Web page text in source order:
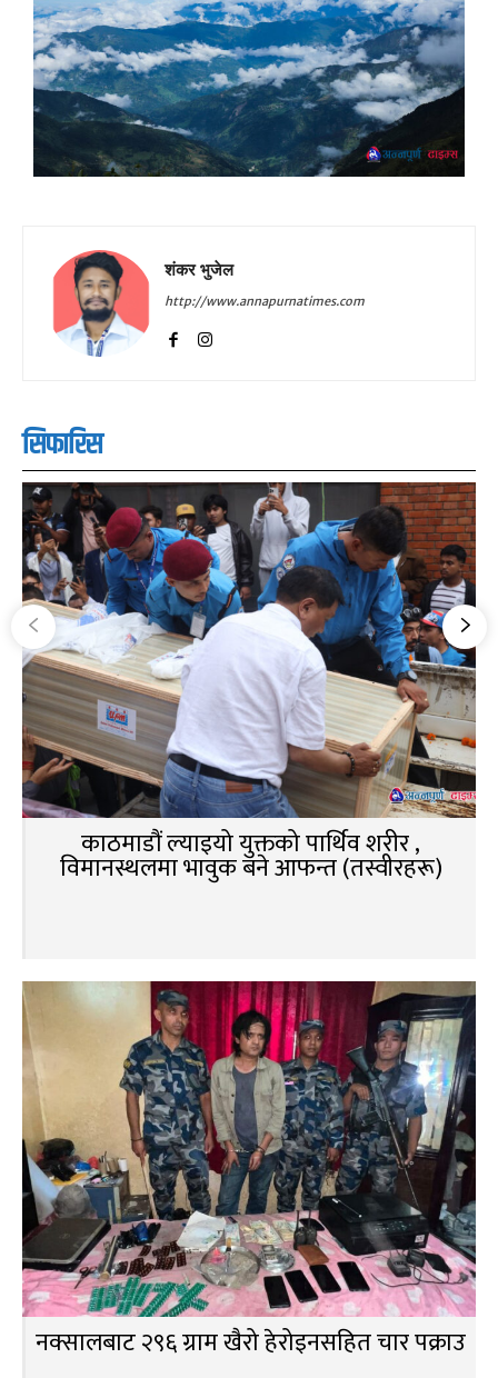
शंकर भुजेल
http://www.annapurnatimes.com
सिफारिस
काठमाडौं ल्याइयो युक्तको पार्थिव शरीर ,
विमानस्थलमा भावुक बने आफन्त (तस्वीरहरू)
नक्सालबाट २९६ ग्राम खैरो हेरोइनसहित चार पक्राउ